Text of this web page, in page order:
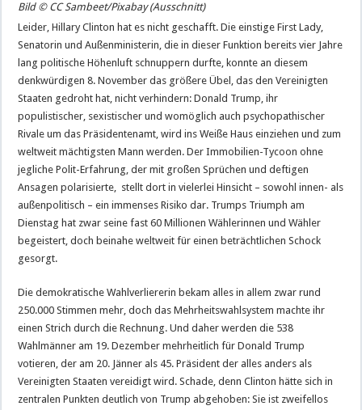
Bild © CC Sambeet/Pixabay (Ausschnitt)
Leider, Hillary Clinton hat es nicht geschafft. Die einstige First Lady,
Senatorin und Außenministerin, die in dieser Funktion bereits vier Jahre
lang politische Höhenluft schnuppern durfte, konnte an diesem
denkwürdigen 8. November das größere Übel, das den Vereinigten
Staaten gedroht hat, nicht verhindern: Donald Trump, ihr
populistischer, sexistischer und womöglich auch psychopathischer
Rivale um das Präsidentenamt, wird ins Weiße Haus einziehen und zum
weltweit mächtigsten Mann werden. Der Immobilien-Tycoon ohne
jegliche Polit-Erfahrung, der mit großen Sprüchen und deftigen
Ansagen polarisierte, stellt dort in vielerlei Hinsicht – sowohl innen- als
außenpolitisch – ein immenses Risiko dar. Trumps Triumph am
Dienstag hat zwar seine fast 60 Millionen Wählerinnen und Wähler
begeistert, doch beinahe weltweit für einen beträchtlichen Schock
gesorgt.
Die demokratische Wahlverliererin bekam alles in allem zwar rund
250.000 Stimmen mehr, doch das Mehrheitswahlsystem machte ihr
einen Strich durch die Rechnung. Und daher werden die 538
Wahlmänner am 19. Dezember mehrheitlich für Donald Trump
votieren, der am 20. Jänner als 45. Präsident der alles anders als
Vereinigten Staaten vereidigt wird. Schade, denn Clinton hätte sich in
zentralen Punkten deutlich von Trump abgehoben: Sie ist zweifellos